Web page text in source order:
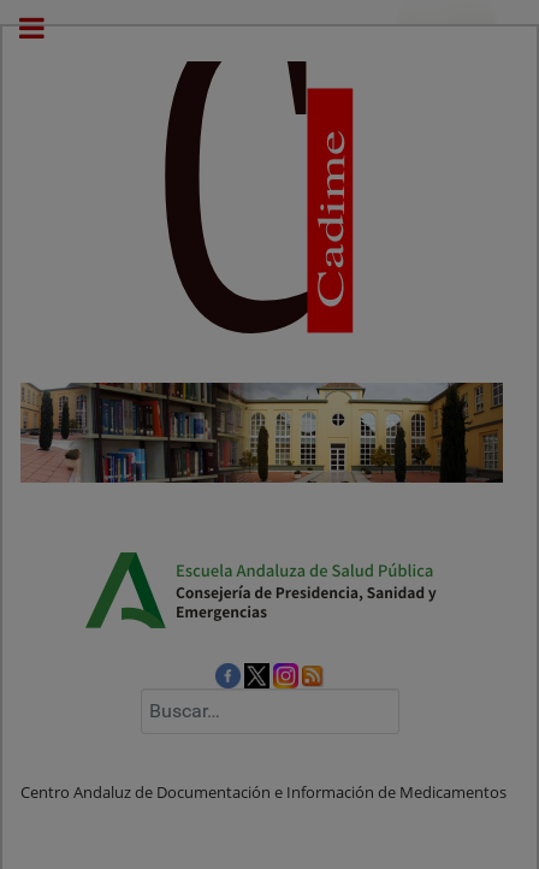
Centro Andaluz de Documentación e Información de Medicamentos